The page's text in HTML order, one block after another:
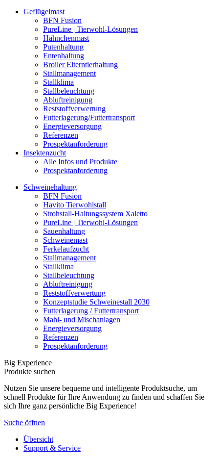
Geflügelmast
BFN Fusion
PureLine | Tierwohl-Lösungen
Hähnchenmast
Putenhaltung
Entenhaltung
Broiler Elterntierhaltung
Stallmanagement
Stallklima
Stallbeleuchtung
Abluftreinigung
Reststoffverwertung
Futterlagerung/Futtertransport
Energieversorgung
Referenzen
Prospektanforderung
Insektenzucht
Alle Infos und Produkte
Prospektanforderung
Schweinehaltung
BFN Fusion
Havito Tierwohlstall
Strohstall-Haltungssystem Xaletto
PureLine | Tierwohl-Lösungen
Sauenhaltung
Schweinemast
Ferkelaufzucht
Stallmanagement
Stallklima
Stallbeleuchtung
Abluftreinigung
Reststoffverwertung
Konzeptstudie Schweinestall 2030
Futterlagerung / Futtertransport
Mahl- und Mischanlagen
Energieversorgung
Referenzen
Prospektanforderung
Big Experience
Produkte suchen
Nutzen Sie unsere bequeme und intelligente Produktsuche, um
schnell Produkte für Ihre Anwendung zu finden und schaffen Sie
sich Ihre ganz persönliche Big Experience!
Suche öffnen
Übersicht
Support & Service